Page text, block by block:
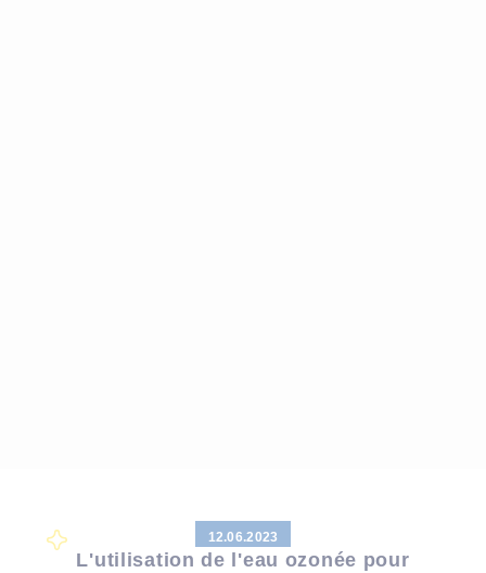
12.06.2023
L'utilisation de l'eau ozonée pour